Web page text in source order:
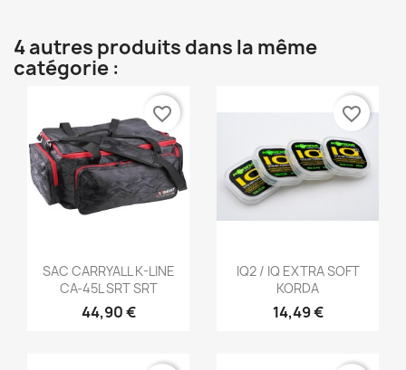
4 autres produits dans la même
catégorie :
Aperçu rapide
SAC CARRYALL K-LINE
CA-45L SRT SRT
44,90 €
favorite_border
 Aperçu rapide
IQ2 / IQ EXTRA SOFT
KORDA
14,49 €
favorite_border